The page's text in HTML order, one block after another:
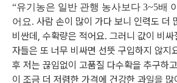
“유기농은 일반 관행 농사보다 3~5배
어요. 사람 손이 많이 가다 보니 인력도 더
비싼데, 수확량은 적어요. 그러니 값이 비싸
자들은 또 너무 비싸면 선뜻 구입하지 않지
후 저는 끊임없이 고품질 다수확을 추구하
이 조금 더 저렴한 가격에 건강한 과일을